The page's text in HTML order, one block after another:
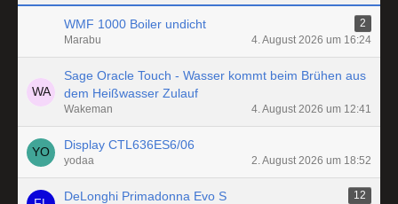
WMF 1000 Boiler undicht
2
Marabu
4. August 2026 um 16:24
Sage Oracle Touch - Wasser kommt beim Brühen aus
dem Heißwasser Zulauf
Wakeman 4. August 2026 um 12:41
Display CTL636ES6/06
yodaa 2. August 2026 um 18:52
DeLonghi Primadonna Evo S
12